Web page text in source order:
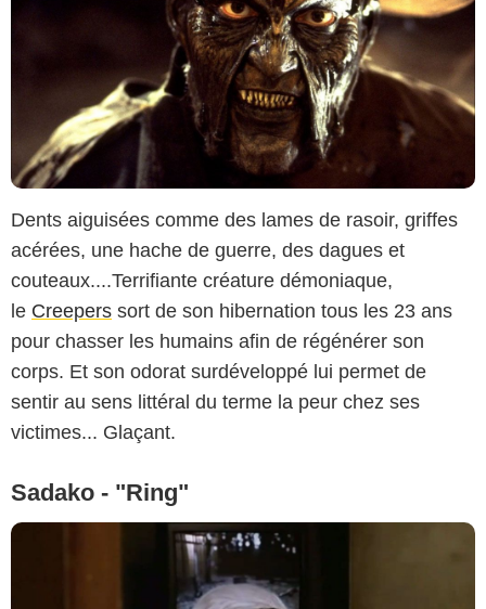
Dents aiguisées comme des lames de rasoir, griffes
acérées, une hache de guerre, des dagues et
couteaux....Terrifiante créature démoniaque,
le Creepers sort de son hibernation tous les 23 ans
pour chasser les humains afin de régénérer son
corps. Et son odorat surdéveloppé lui permet de
sentir au sens littéral du terme la peur chez ses
victimes... Glaçant.
Sadako - "Ring"